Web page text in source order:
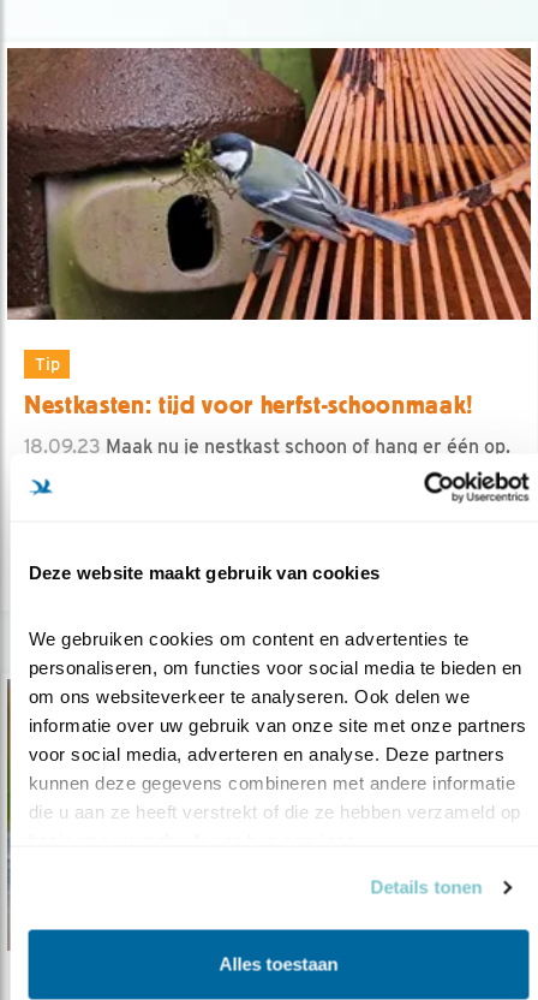
Deze website maakt gebruik van cookies
We gebruiken cookies om content en advertenties te
personaliseren, om functies voor social media te bieden en
om ons websiteverkeer te analyseren. Ook delen we
informatie over uw gebruik van onze site met onze partners
voor social media, adverteren en analyse. Deze partners
kunnen deze gegevens combineren met andere informatie
die u aan ze heeft verstrekt of die ze hebben verzameld op
Details tonen
Alles toestaan
Tip
Nestkasten: tijd voor herfst-schoonmaak!
18.09.23 Maak nu je nestkast schoon of hang er één op.
Er zijn 2 redenen.
lees meer
Tip